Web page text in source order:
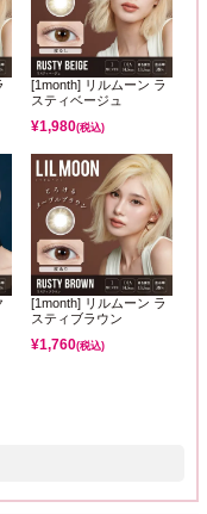
[1month] リルムーン ラ
スティベージュ
¥1,980(税込)
[1month] リルムーン ラ
スティブラウン
¥1,760(税込)